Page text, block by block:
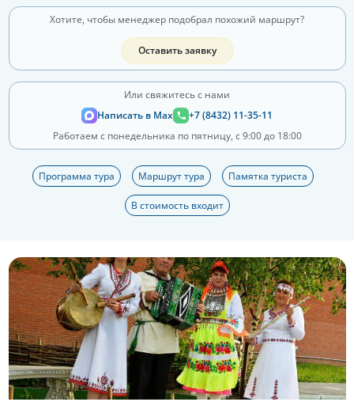
Хотите, чтобы менеджер подобрал похожий маршрут?
Оставить заявку
Или свяжитесь с нами
Написать в Max
+7 (8432) 11-35-11
Работаем с понедельника по пятницу, с 9:00 до 18:00
Программа тура Маршрут тура Памятка туриста
В стоимость входит
Еще 16 фото